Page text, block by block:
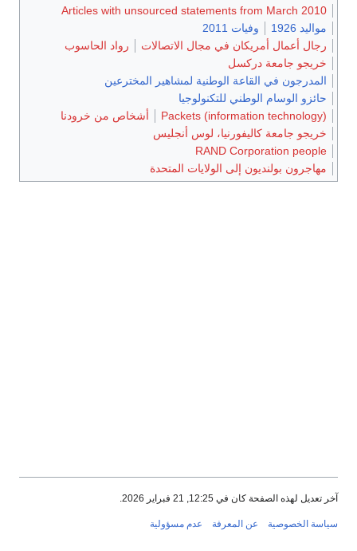
Articles with unsourced statements from March 2010
مواليد 1926
وفيات 2011
رجال أعمال أمريكان في مجال الاتصالات
رواد الحاسوب
خريجو جامعة دركسل
المدرجون في القاعة الوطنية لمشاهير المخترعين
حائزو الوسام الوطني للتكنولوجيا
Packets (information technology)
أشخاص من خرودنا
خريجو جامعة كاليفورنيا، لوس أنجليس
RAND Corporation people
مهاجرون بولنديون إلى الولايات المتحدة
آخر تعديل لهذه الصفحة كان في 12:25, 21 فبراير 2026.
سياسة الخصوصية عن المعرفة عدم مسؤولية